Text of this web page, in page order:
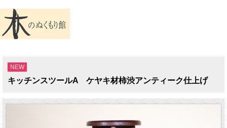
NEW
キッチンスツールA ケヤキ材柿渋アンティーク仕上げ